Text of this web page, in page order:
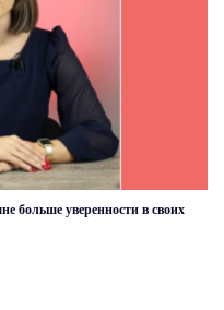
больше уверенности в своих